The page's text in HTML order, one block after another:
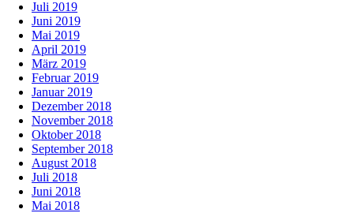
Juli 2019
Juni 2019
Mai 2019
April 2019
März 2019
Februar 2019
Januar 2019
Dezember 2018
November 2018
Oktober 2018
September 2018
August 2018
Juli 2018
Juni 2018
Mai 2018